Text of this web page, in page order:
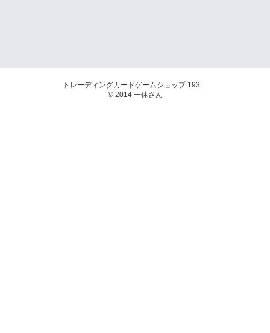
トレーディングカードゲームショップ 193
© 2014 一休さん